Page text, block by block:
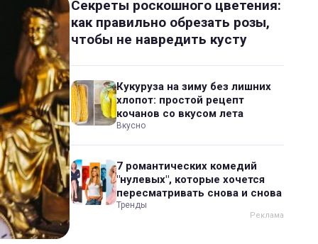
Секреты роскошного цветения:
как правильно обрезать розы,
чтобы не навредить кусту
Кукуруза на зиму без лишних
хлопот: простой рецепт
кочанов со вкусом лета
Вкусно
7 романтических комедий
"нулевых", которые хочется
пересматривать снова и снова
Тренды